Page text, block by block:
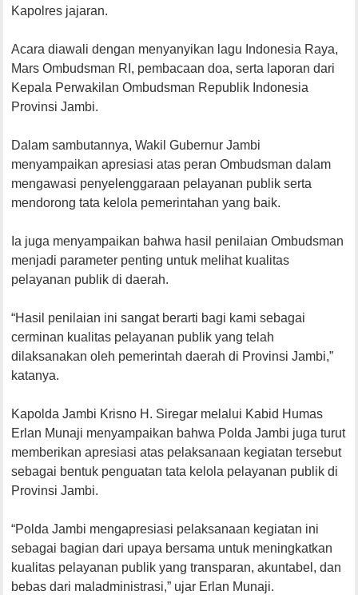
Kapolres jajaran.
Acara diawali dengan menyanyikan lagu Indonesia Raya,
Mars Ombudsman RI, pembacaan doa, serta laporan dari
Kepala Perwakilan Ombudsman Republik Indonesia
Provinsi Jambi.
Dalam sambutannya, Wakil Gubernur Jambi
menyampaikan apresiasi atas peran Ombudsman dalam
mengawasi penyelenggaraan pelayanan publik serta
mendorong tata kelola pemerintahan yang baik.
Ia juga menyampaikan bahwa hasil penilaian Ombudsman
menjadi parameter penting untuk melihat kualitas
pelayanan publik di daerah.
“Hasil penilaian ini sangat berarti bagi kami sebagai
cerminan kualitas pelayanan publik yang telah
dilaksanakan oleh pemerintah daerah di Provinsi Jambi,”
katanya.
Kapolda Jambi Krisno H. Siregar melalui Kabid Humas
Erlan Munaji menyampaikan bahwa Polda Jambi juga turut
memberikan apresiasi atas pelaksanaan kegiatan tersebut
sebagai bentuk penguatan tata kelola pelayanan publik di
Provinsi Jambi.
“Polda Jambi mengapresiasi pelaksanaan kegiatan ini
sebagai bagian dari upaya bersama untuk meningkatkan
kualitas pelayanan publik yang transparan, akuntabel, dan
bebas dari maladministrasi,” ujar Erlan Munaji.